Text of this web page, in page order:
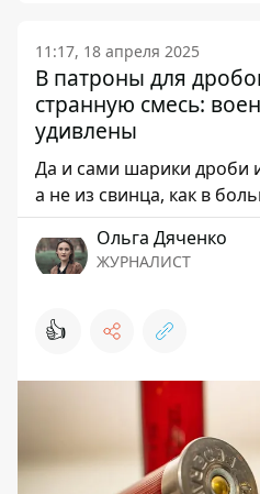
11:17, 18 апреля 2025
В патроны для
странную смесь:
удивлены
Да и сами шарики дроби
а не из свинца, как в
Ольга Дяченко
ЖУРНАЛИСТ
👍